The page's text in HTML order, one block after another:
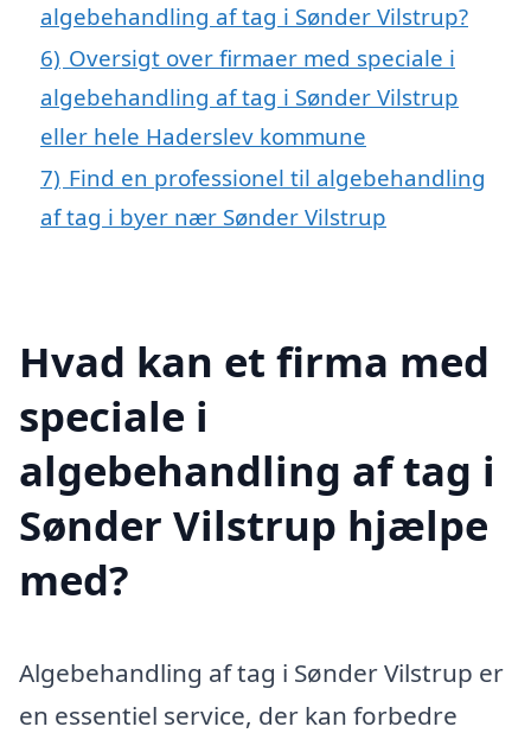
algebehandling af tag i Sønder Vilstrup?
6) Oversigt over firmaer med speciale i
algebehandling af tag i Sønder Vilstrup
eller hele Haderslev kommune
7) Find en professionel til algebehandling
af tag i byer nær Sønder Vilstrup
Hvad kan et firma med
speciale i
algebehandling af tag i
Sønder Vilstrup hjælpe
med?
Algebehandling af tag i Sønder Vilstrup er
en essentiel service, der kan forbedre